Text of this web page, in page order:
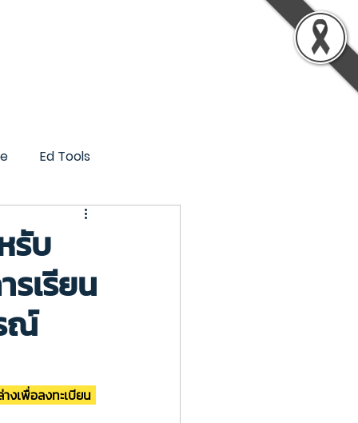
Ed Tools
รับ
เรียน
ณ์
งเพื่อลงทะเบียน